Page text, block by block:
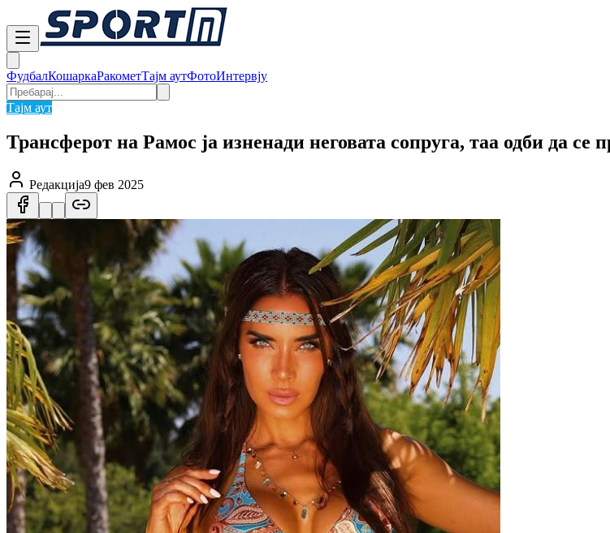
ФудбалКошаркаРакометТајм аутФотоИнтервју
Тајм аут
Трансферот на Рамос ја изненади неговата сопруга, таа одби да
Редакција9 фев 2025